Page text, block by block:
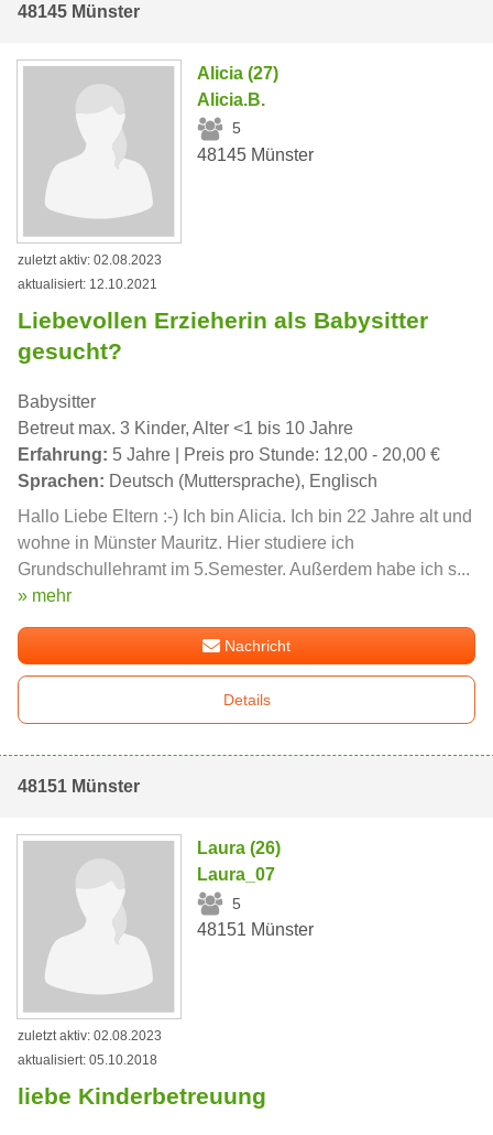
48145 Münster
Alicia (27)
Alicia.B.
5
48145 Münster
zuletzt aktiv: 02.08.2023
aktualisiert: 12.10.2021
Liebevollen Erzieherin als Babysitter
gesucht?
Babysitter
Betreut max. 3 Kinder, Alter <1 bis 10 Jahre
Erfahrung: 5 Jahre | Preis pro Stunde: 12,00 - 20,00 €
Sprachen: Deutsch (Muttersprache), Englisch
Hallo Liebe Eltern :-) Ich bin Alicia. Ich bin 22 Jahre alt und
wohne in Münster Mauritz. Hier studiere ich
Grundschullehramt im 5.Semester. Außerdem habe ich s...
» mehr
Nachricht
Details
48151 Münster
Laura (26)
Laura_07
5
48151 Münster
zuletzt aktiv: 02.08.2023
aktualisiert: 05.10.2018
liebe Kinderbetreuung